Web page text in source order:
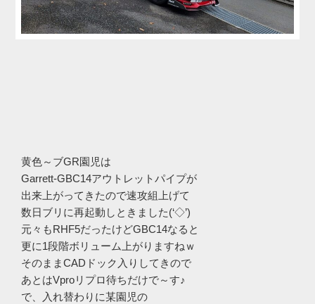
黄色～ブGR園児は
Garrett-GBC14アウトレットパイプが
出来上がってきたので速攻組上げて
数日ブリに再起動しときました(‘◇’)ゞ
元々もRHF5だったけどGBC14なると
更に1段階ボリューム上がりますねｗ
そのままCADドック入りしてきので
あとはVproリプロ待ちだけで～す♪
で、入れ替わりに某園児の